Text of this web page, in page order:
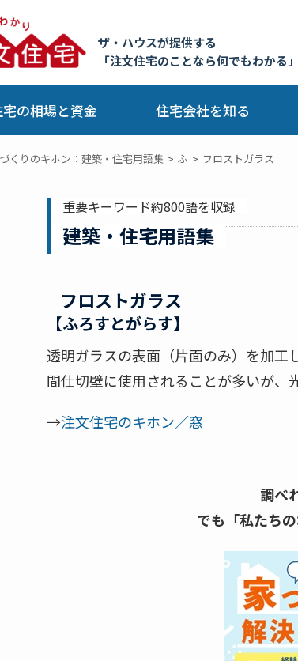
ザ・ハウスが提供する
「注文住宅のことなら何でもわかる
の相場と資金 住宅会社を知る
くりのキホン：建築・住宅用語集 ふ フロストガラス
重要キーワード約800語を収録
建築・住宅用語集
フロストガラス
【ふろすとがらす】
透明ガラスの表面（片面のみ）を加工
間仕切壁に使用されることが多いが
→注文住宅のキホン／窓
調べ
でも「私たちの